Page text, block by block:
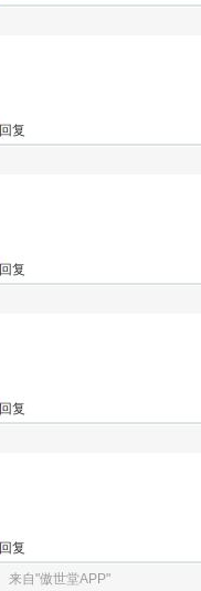
回复
回复
回复
回复
来自"傲世堂APP"